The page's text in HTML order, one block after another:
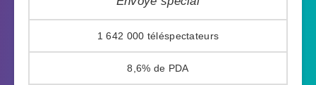
1 642 000
8,6%